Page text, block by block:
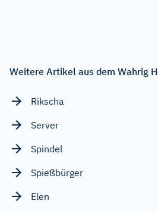
Weitere Artikel aus dem Wahrig
Rikscha
Server
Spindel
Spießbürger
Elen